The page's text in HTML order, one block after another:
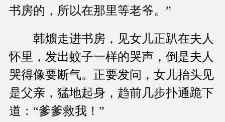
书房的，所以在那里等老爷。”
韩爌走进书房，见女儿正趴在夫人
怀里，发出蚊子一样的哭声，倒是夫人
哭得像要断气。正要发问，女儿抬头见
是父亲，猛地起身，趋前几步扑通跪下
道：“爹爹救我！”